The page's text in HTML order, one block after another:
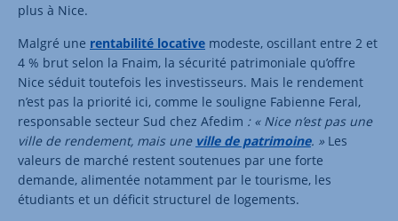
plus à Nice.
Malgré une rentabilité locative modeste, oscillant entre 2 et
4 % brut selon la Fnaim, la sécurité patrimoniale qu’offre
Nice séduit toutefois les investisseurs. Mais le rendement
n’est pas la priorité ici, comme le souligne Fabienne Feral,
responsable secteur Sud chez Afedim : « Nice n’est pas une
ville de rendement, mais une ville de patrimoine. » Les
valeurs de marché restent soutenues par une forte
demande, alimentée notamment par le tourisme, les
étudiants et un déficit structurel de logements.